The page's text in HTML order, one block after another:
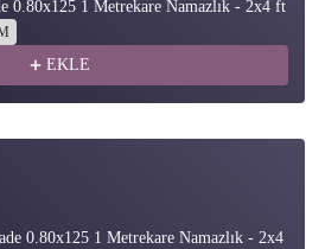
0.80x125 1 Metrekare Namazlık - 2x4 ft
EKLE
0.80x125 1 Metrekare Namazlık - 2x4